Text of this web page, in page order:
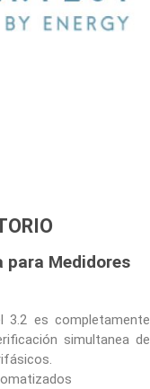
para Medidores
3.2 es completamente
simultanea de